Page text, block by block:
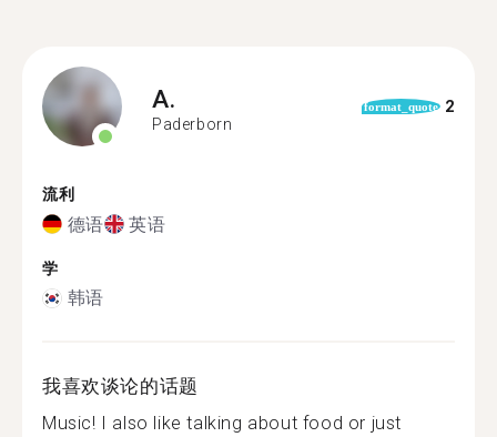
A.
Paderborn
format_quote 2
流利
德语 英语
学
韩语
我喜欢谈论的话题
Music! I also like talking about food or just